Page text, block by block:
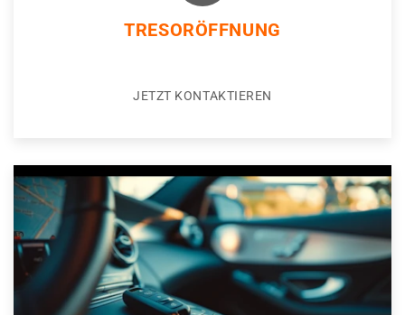
TRESORÖFFNUNG
JETZT KONTAKTIEREN